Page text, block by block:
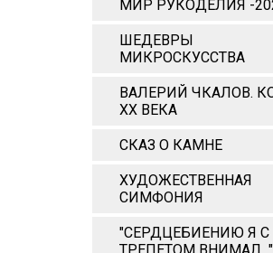
МИР РУКОДЕЛИЯ -
ШЕДЕВРЫ
МИКРОСКУССТВА
ВАЛЕРИЙ ЧКАЛОВ.
ХХ ВЕКА
СКАЗ О КАМНЕ
ХУДОЖЕСТВЕННАЯ
СИМФОНИЯ
"СЕРДЦЕБИЕНИЮ Я С